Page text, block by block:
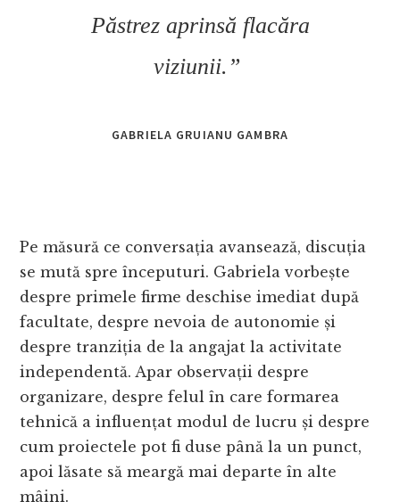
Păstrez aprinsă flacăra
viziunii.”
GABRIELA GRUIANU GAMBRA
Pe măsură ce conversația avansează, discuția
se mută spre începuturi. Gabriela vorbește
despre primele firme deschise imediat după
facultate, despre nevoia de autonomie și
despre tranziția de la angajat la activitate
independentă. Apar observații despre
organizare, despre felul în care formarea
tehnică a influențat modul de lucru și despre
cum proiectele pot fi duse până la un punct,
apoi lăsate să meargă mai departe în alte
mâini.